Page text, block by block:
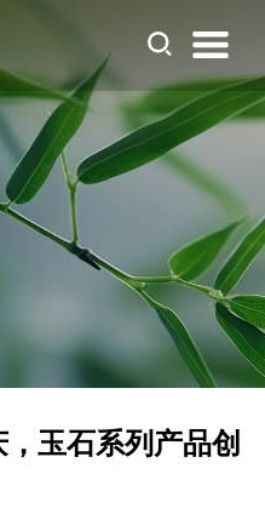
玉石系列产品创